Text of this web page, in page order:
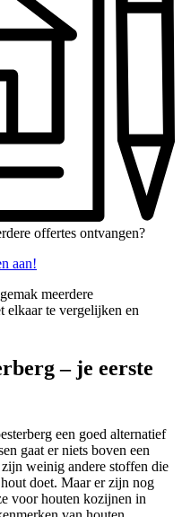
offertes ontvangen?
aan!
meerdere
elkaar te vergelijken en
– je eerste
een goed alternatief
gaat er niets boven een
weinig andere stoffen die
doet. Maar er zijn nog
voor houten kozijnen in